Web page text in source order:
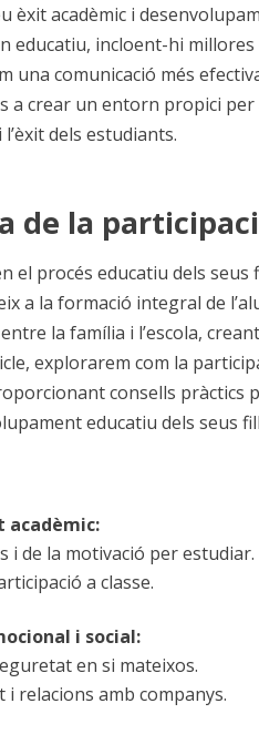
èxit acadèmic i
educatiu, incloent-hi
una comunicació més
a crear un entorn propici
dels estudiants.
de la
el procés educatiu dels
a la formació integral de
la família i l’escola,
explorarem com la
consells
educatiu dels seus
acadèmic:
i de la motivació per estudiar.
a classe.
i social:
en si mateixos.
relacions amb companys.